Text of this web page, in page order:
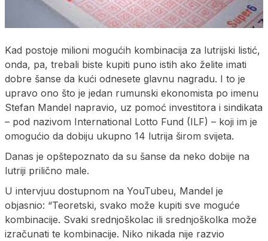
Kad postoje milioni mogućih kombinacija za lutrijski listić,
onda, pa, trebali biste kupiti puno istih ako želite imati
dobre šanse da kući odnesete glavnu nagradu. I to je
upravo ono što je jedan rumunski ekonomista po imenu
Stefan Mandel napravio, uz pomoć investitora i sindikata
– pod nazivom International Lotto Fund (ILF) – koji im je
omogućio da dobiju ukupno 14 lutrija širom svijeta.
Danas je opštepoznato da su šanse da neko dobije na
lutriji prilično male.
U intervjuu dostupnom na YouTubeu, Mandel je
objasnio: “Teoretski, svako može kupiti sve moguće
kombinacije. Svaki srednjoškolac ili srednjoškolka može
izračunati te kombinacije. Niko nikada nije razvio